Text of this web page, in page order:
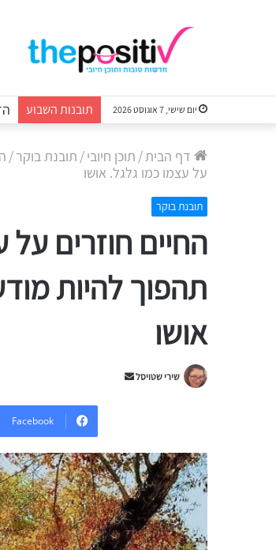
יום שישי, 7 אוגוסט 2026 תובנות השבוע
דף הבית/ תוכן חיובי/ תובנת בוקר/
על עצמו כמו גלגל. אושו
תובנת בוקר
החיים חוזרים
תהפוך להיות
אושו
שירי שטויסל
Send
Facebook